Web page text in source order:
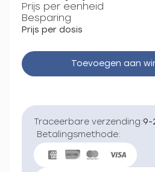
Prijs per eenheid
Besparing
Prijs per dosis
Toevoegen aan
Traceerbare verzending:9-
Betalingsmethode: